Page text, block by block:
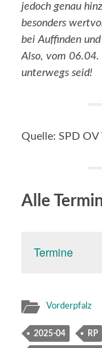
jedoch genau
besonders
bei Auffinden
Also, vom 06.04.
unterwegs seid!
Quelle: SPD OV
Alle
Termine
Vorderpfalz
2025-04 RP